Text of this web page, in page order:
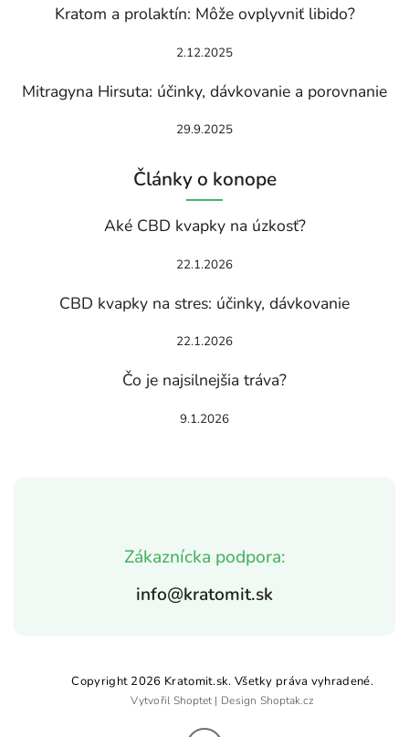
Zákaznícka podpora:
info@kratomit.sk
Kratom a prolaktín: Môže ovplyvniť libido?
2.12.2025
Mitragyna Hirsuta: účinky, dávkovanie a porovnanie
29.9.2025
Články o konope
Aké CBD kvapky na úzkosť?
22.1.2026
CBD kvapky na stres: účinky, dávkovanie
22.1.2026
Čo je najsilnejšia tráva?
9.1.2026
Copyright 2026 Kratomit.sk. Všetky práva vyhradené.
VytvořilShoptet | Design Shoptak.cz